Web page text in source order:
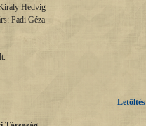
Hedvig
Padi Géza
Letöltés